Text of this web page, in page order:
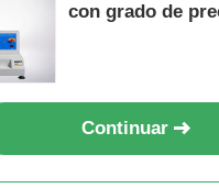
con grado de
Continuar